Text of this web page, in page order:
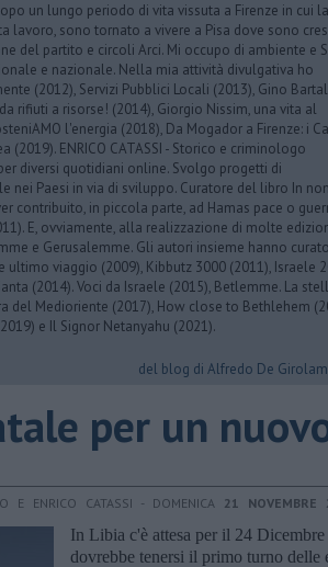
un lungo periodo di vita vissuta a Firenze in cui la
lavoro, sono tornato a vivere a Pisa dove sono
del partito e circoli Arci. Mi occupo di ambiente e
e nazionale. Nella mia attività divulgativa ho
(2012), Servizi Pubblici Locali (2013), Gino
rifiuti a risorse! (2014), Giorgio Nissim, una vita al
l'energia (2018), Da Mogador a Firenze: i
(2019). ENRICO CATASSI - Storico e criminologo
diversi quotidiani online. Svolgo progetti di
nei Paesi in via di sviluppo. Curatore del libro In
contribuito, in piccola parte, ad Hamas pace o
E, ovviamente, alla realizzazione di molte
e Gerusalemme. Gli autori insieme hanno
ultimo viaggio (2009), Kibbutz 3000 (2011), Israele
(2014). Voci da Israele (2015), Betlemme. La
del Medioriente (2017), How close to Bethlehem
e Il Signor Netanyahu (2021).
del blog di Alfredo De
per un
E ENRICO CATASSI - DOMENICA 21 NOVEMBRE
In Libia c'è attesa per il 24
dovrebbe tenersi il primo turno delle